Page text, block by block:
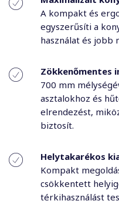
A kompakt és
egyszerűsíti a
használat és jobb
Zökkenőmentes
700 mm
asztalokhoz és
elrendezést,
biztosít.
Helytakarékos
Kompakt
csökkentett
térkihasználást